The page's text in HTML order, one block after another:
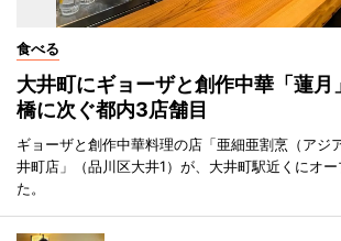
食べる
大井町にギョーザと創作中華「蓮
橋に次ぐ都内3店舗目
ギョーザと創作中華料理の店「亜細亜割烹（アジ
井町店」（品川区大井1）が、大井町駅近くにオ
た。